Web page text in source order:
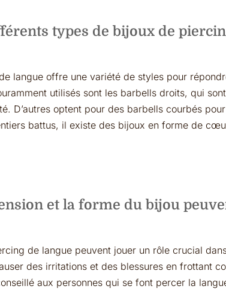
types de bijoux de
langue offre une variété de styles pour
utilisés sont les barbells droits, qui
D’autres optent pour des barbells courbés
battus, il existe des bijoux en forme de
et la forme du bijou
de langue peuvent jouer un rôle crucial
des irritations et des blessures en frottant
aux personnes qui se font percer la